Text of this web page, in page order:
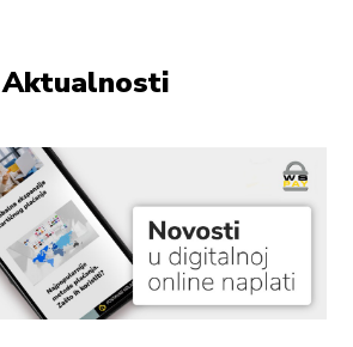
Aktualnosti